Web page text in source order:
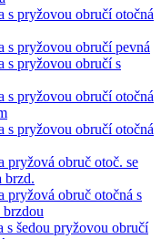
s pryžovou obručí otočná
s pryžovou obručí pevná
s pryžovou obručí s
s pryžovou obručí otočná
s pryžovou obručí otočná
pryžová obruč otoč. se
brzd.
pryžová obruč otočná s
brzdou
šedou pryžovou obručí